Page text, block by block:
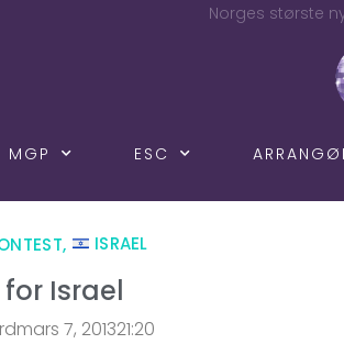
Norges største
MGP ESC
, ISRAEL
Israel
mars 7, 201321:20